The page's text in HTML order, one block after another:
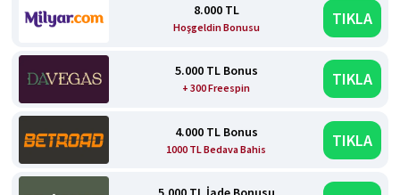
8.000 TL
Hoşgeldin Bonusu TIKLA
5.000 TL Bonus
+ 300 Freespin TIKLA
4.000 TL Bonus
1000 TL Bedava Bahis TIKLA